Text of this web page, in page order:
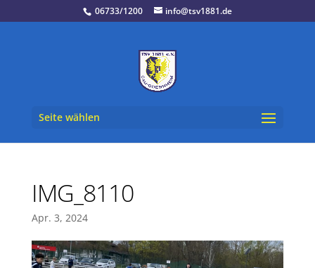
06733/1200 info@tsv1881.de
Seite wählen
IMG_8110
Apr. 3, 2024